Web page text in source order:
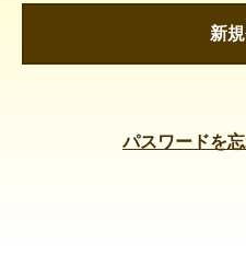
新
パスワードを